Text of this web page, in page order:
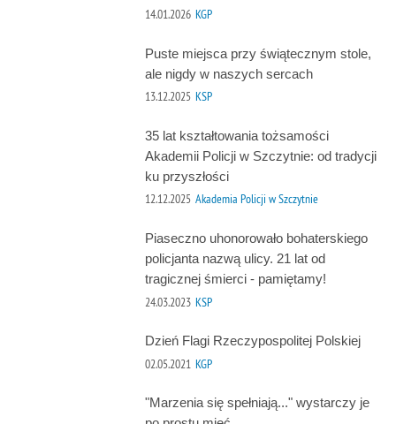
14.01.2026 KGP
Puste miejsca przy świątecznym stole,
ale nigdy w naszych sercach
13.12.2025 KSP
35 lat kształtowania tożsamości
Akademii Policji w Szczytnie: od tradycji
ku przyszłości
12.12.2025 Akademia Policji w Szczytnie
Piaseczno uhonorowało bohaterskiego
policjanta nazwą ulicy. 21 lat od
tragicznej śmierci - pamiętamy!
24.03.2023 KSP
Dzień Flagi Rzeczypospolitej Polskiej
02.05.2021 KGP
"Marzenia się spełniają..." wystarczy je